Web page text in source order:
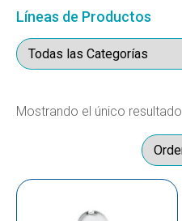
Líneas de Productos
Mostrando el único resultado